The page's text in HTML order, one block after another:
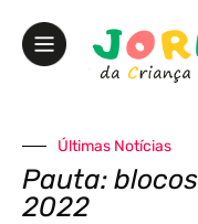
Últimas Notícias
Pauta:
2022